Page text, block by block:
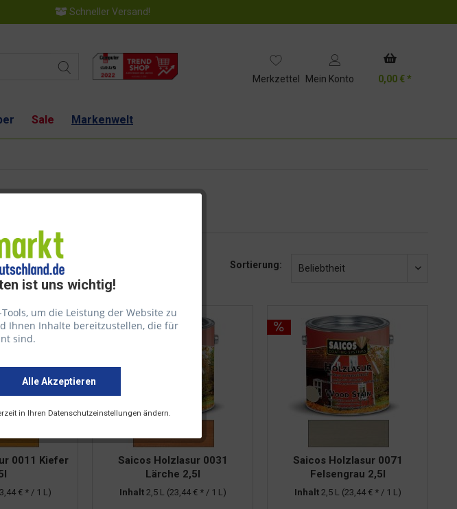
Schneller Versand!
Merkzettel Mein Konto 0,00 € *
Sale Markenwelt
ist uns wichtig!
um die Leistung der Website zu
Ihnen Inhalte bereitzustellen, die für
sind.
Alle Akzeptieren
in Ihren Datenschutzeinstellungen ändern.
Sortierung:
0011 Kiefer
€ * / 1 L)
Saicos Holzlasur 0031
Lärche 2,5l
Inhalt 2,5 L (23,44 € * / 1 L)
Saicos Holzlasur 0071
Felsengrau 2,5l
Inhalt 2,5 L (23,44 € * / 1 L)